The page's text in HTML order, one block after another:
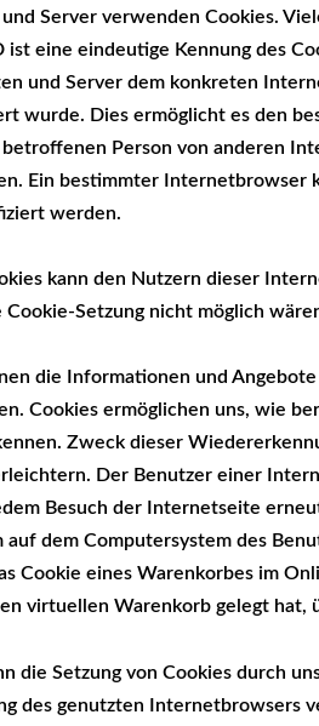
Server verwenden Cookies.
ist eine eindeutige Kennung des
und Server dem konkreten
wurde. Dies ermöglicht es den
Person von anderen
Ein bestimmter Internetbrowser
werden.
kann den Nutzern dieser
Setzung nicht möglich
die Informationen und
Cookies ermöglichen uns, wie
Zweck dieser
Der Benutzer einer
Besuch der Internetseite
dem Computersystem des
Cookie eines Warenkorbes im
virtuellen Warenkorb gelegt hat,
die Setzung von Cookies durch
des genutzten Internetbrowsers